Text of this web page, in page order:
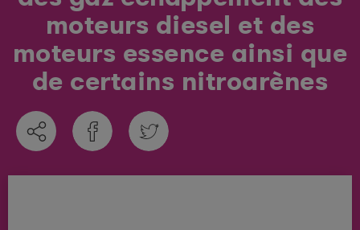
moteurs diesel et des
moteurs essence ainsi que
de certains nitroarènes